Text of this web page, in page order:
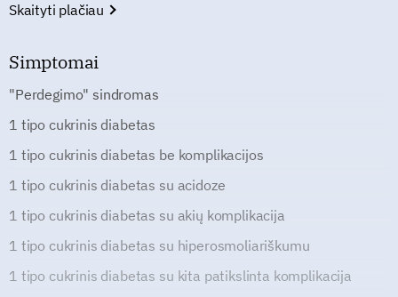
Skaityti plačiau
Simptomai
"Perdegimo" sindromas
1 tipo cukrinis diabetas
1 tipo cukrinis diabetas be komplikacijos
1 tipo cukrinis diabetas su acidoze
1 tipo cukrinis diabetas su akių komplikacija
1 tipo cukrinis diabetas su hiperosmoliariškumu
1 tipo cukrinis diabetas su kita patikslinta komplikacija